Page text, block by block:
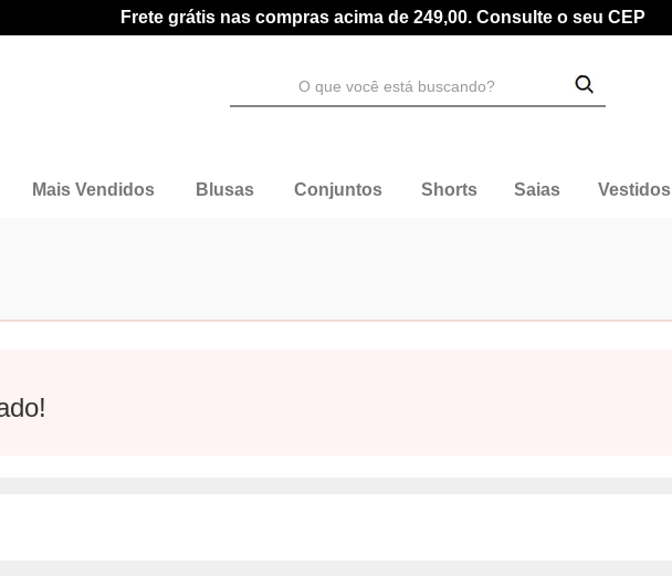
Frete grátis nas compras acima de 249,00. Consulte o seu CEP
Mais Vendidos Blusas Conjuntos Shorts Saias Vestidos